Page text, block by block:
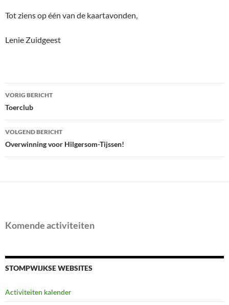
Tot ziens op één van de kaartavonden,
Lenie Zuidgeest
Bericht
navigatie
VORIG BERICHT
Toerclub
VOLGEND BERICHT
Overwinning voor Hilgersom-Tijssen!
Komende activiteiten
STOMPWIJKSE WEBSITES
Activiteiten kalender